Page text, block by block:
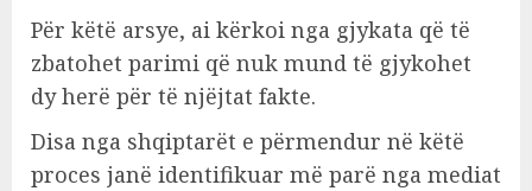
Për këtë arsye, ai kërkoi nga gjykata që të
zbatohet parimi që nuk mund të gjykohet
dy herë për të njëjtat fakte.
Disa nga shqiptarët e përmendur në këtë
proces janë identifikuar më parë nga mediat